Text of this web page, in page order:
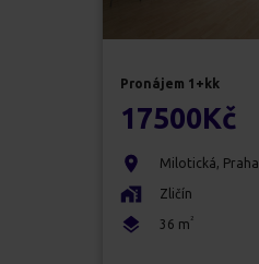
Pronájem 1+kk
17500Kč
Milotická, Praha
Zličín
36 m 2